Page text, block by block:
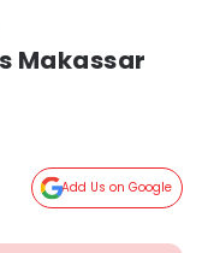
Makassar
Add Us on Google